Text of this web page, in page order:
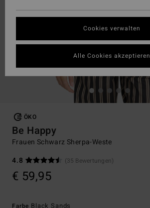
ÖKO
Be Happy
Frauen Schwarz Sherpa-Weste
4.8
(35 Bewertungen)
€ 59,95
Farbe Black Sands
Cookies verwalten
Alle Cookies akzeptieren